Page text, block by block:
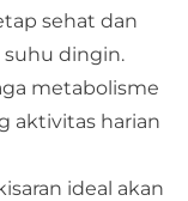
sehat dan
dingin.
metabolisme
aktivitas harian
ideal akan